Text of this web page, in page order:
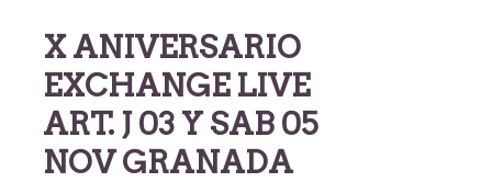
X ANIVERSARIO
EXCHANGE LIVE
ART. J 03 Y SAB 05
NOV GRANADA